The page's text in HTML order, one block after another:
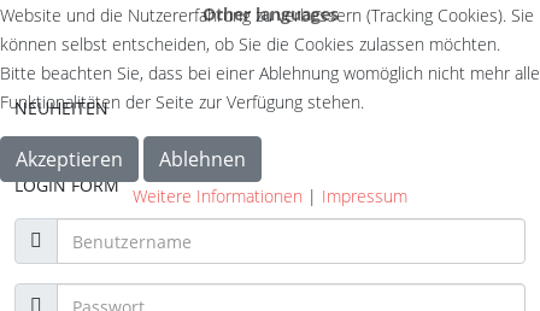
Other languages
NEUHEITEN
LOGIN FORM
Website und die Nutzererfahrung zu verbessern (Tracking Cookies). Sie
können selbst entscheiden, ob Sie die Cookies zulassen möchten.
Bitte beachten Sie, dass bei einer Ablehnung womöglich nicht mehr alle
Funktionalitäten der Seite zur Verfügung stehen.
Akzeptieren Ablehnen
Weitere Informationen | Impressum